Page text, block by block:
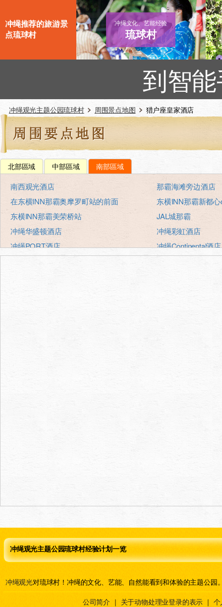
冲绳推荐的旅游景
点琉球村
冲绳文化、艺能经验
琉球村
到智
冲绳观光主题公园琉球村 周围景点地图 猎户座皇家酒店
北部區域 中部區域 南部區域
南西观光酒店
那霸海滩旁边酒店
在东横INN那霸奥摩罗町站的前面
东横INN那霸新都心
东横INN那霸美荣桥站
JAL城那霸
冲绳华盛顿酒店
冲绳彩虹酒店
冲绳PORT酒店
冲绳Continental酒店
冲绳观光主题公园琉球村经验计划一览
冲绳观光对琉球村！冲绳的文化、艺能、自然能看到和体验的主题公园
公司简介 ｜ 关于动物处理业登录的表示 ｜